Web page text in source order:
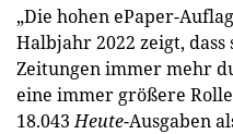
„Die hohen ePaper-
Halbjahr 2022 zeigt,
Zeitungen immer mehr
eine immer größere
18.043Heute-Ausgaben